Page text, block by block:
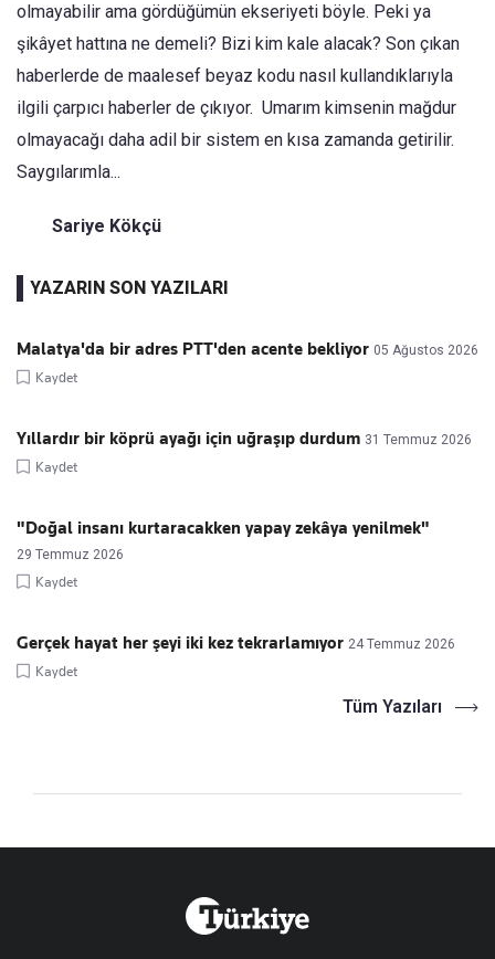
olmayabilir ama gördüğümün ekseriyeti böyle. Peki ya
şikâyet hattına ne demeli? Bizi kim kale alacak? Son çıkan
haberlerde de maalesef beyaz kodu nasıl kullandıklarıyla
ilgili çarpıcı haberler de çıkıyor. Umarım kimsenin mağdur
olmayacağı daha adil bir sistem en kısa zamanda getirilir.
Saygılarımla...
Sariye Kökçü
YAZARIN SON YAZILARI
Malatya'da bir adres PTT'den acente bekliyor 05 Ağustos 2026
Kaydet
Yıllardır bir köprü ayağı için uğraşıp durdum 31 Temmuz 2026
Kaydet
"Doğal insanı kurtaracakken yapay zekâya yenilmek"
29 Temmuz 2026
Kaydet
Gerçek hayat her şeyi iki kez tekrarlamıyor 24 Temmuz 2026
Kaydet
Tüm Yazıları